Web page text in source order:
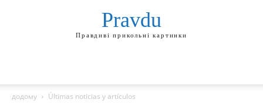
Pravdu
Правдиві прикольні картинки
додому Últimas noticias y artículos